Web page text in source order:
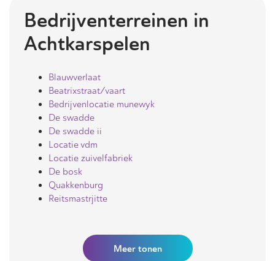
Bedrijventerreinen in
Achtkarspelen
Blauwverlaat
Beatrixstraat/vaart
Bedrijvenlocatie munewyk
De swadde
De swadde ii
Locatie vdm
Locatie zuivelfabriek
De bosk
Quakkenburg
Reitsmastrjitte
Meertonen